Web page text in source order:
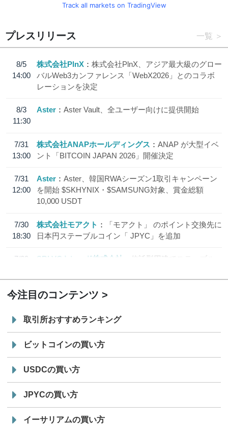
Track all markets on TradingView
プレスリリース 一覧
8/5
14:00
株式会社PlnX
株式会社PlnX、アジア最大級のグロー
バルWeb3カンファレンス「WebX2026」とのコラボ
レーションを決定
8/3
11:30
Aster Aster Vault、全ユーザー向けに提供開始
7/31
13:00
株式会社ANAPホールディングス
ANAP が大型イベ
ント「BITCOIN JAPAN 2026」開催決定
7/31
12:00
Aster
Aster、韓国RWAシーズン1取引キャンペーン
を開始 $SKHYNIX・$SAMSUNG対象、賞金総額
10,000 USDT
7/30
18:30
株式会社モアクト
「モアクト」 のポイント交換先に
日本円ステーブルコイン「 JPYC」を追加
7/29
SBI VCトレード株式会社
信託型円建てステーブル
今注目のコンテンツ
取引所おすすめランキング
ビットコインの買い方
USDCの買い方
JPYCの買い方
イーサリアムの買い方